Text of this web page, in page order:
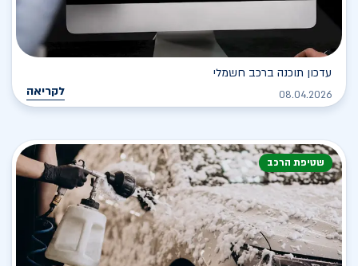
עדכון תוכנה ברכב חשמלי
08.04.2026 לקריאה
שטיפת הרכב